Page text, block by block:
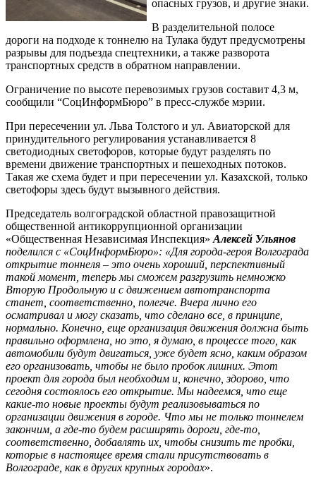
опасных грузов, и другие знаки.
В разделительной полосе
дороги на подходе к тоннелю на Тулака будут предусмотрены
разрывы для подъезда спецтехники, а также разворота
транспортных средств в обратном направлении.
Ограничение по высоте перевозимых грузов составит 4,3 м,
сообщили “СоцИнформБюро” в пресс-службе мэрии.
При пересечении ул. Льва Толстого и ул. Авиаторской для
принудительного регулирования устанавливается 8
светодиодных светофоров, которые будут разделять по
времени движение транспортных и пешеходных потоков.
Такая же схема будет и при пересечении ул. Казахской, только
светофоры здесь будут вызывного действия.
Председатель волгоградской областной правозащитной
общественной антикоррупционной организации
«Общественная Независимая Инспекция» Алексей Ульянов
поделился с «СоцИнформБюро»: «Для города-героя Волгограда
открытие тоннеля – это очень хороший, перспективный
такой момент, теперь мы сможем разгрузить немножко
Вторую Продольную и с движением автотранспорта
станет, соответственно, полегче. Вчера лично его
осматривал и могу сказать, что сделано все, в принципе,
нормально. Конечно, еще организация движения должна быть
правильно оформлена, но это, я думаю, в процессе того, как
автомобили будут двигаться, уже будет ясно, каким образом
его организовать, чтобы не было пробок лишних. Этот
проект для города был необходим и, конечно, здорово, что
сегодня состоялось его открытие. Мы надеемся, что еще
какие-то новые проекты будут реализовываться по
организации движения в городе. Что мы не только тоннелем
закончим, а где-то будем расширять дороги, где-то,
соответственно, добавлять их, чтобы снизить те пробки,
которые в настоящее время стали присутствовать в
Волгограде, как в других крупных городах».